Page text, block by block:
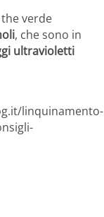
verde
, che sono in
ultravioletti
linquinamento-